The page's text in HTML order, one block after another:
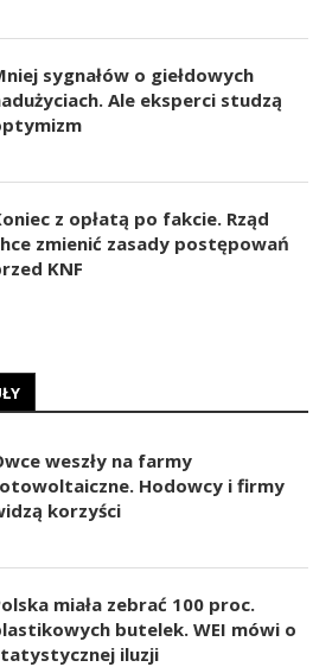
sygnałów o giełdowych
Ale eksperci studzą
z opłatą po fakcie. Rząd
zmienić zasady postępowań
KNF
weszły na farmy
Hodowcy i firmy
korzyści
miała zebrać 100 proc.
butelek. WEI mówi o
iluzji